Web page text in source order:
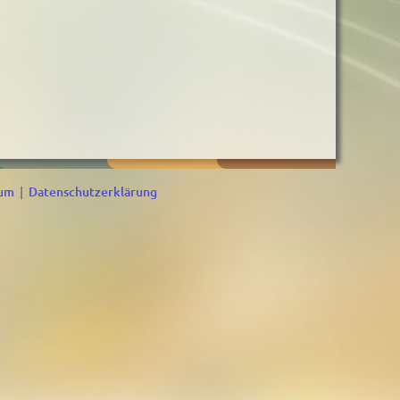
| Datenschutzerklärung